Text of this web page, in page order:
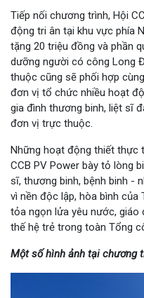
Tiếp nối chương trình, Hội
động tri ân tại khu vực phía
tặng 20 triệu đồng và phần
dưỡng người có công Long
thuộc cũng sẽ phối hợp
đơn vị tổ chức nhiều hoạt
gia đình thương binh, liệt sĩ
đơn vị trực thuộc.
Những hoạt động thiết thực
CCB PV Power bày tỏ lòng
sĩ, thương binh, bệnh binh -
vì nền độc lập, hòa bình
tỏa ngọn lửa yêu nước,
thế hệ trẻ trong toàn Tổng
Một số hình ảnh tại chương